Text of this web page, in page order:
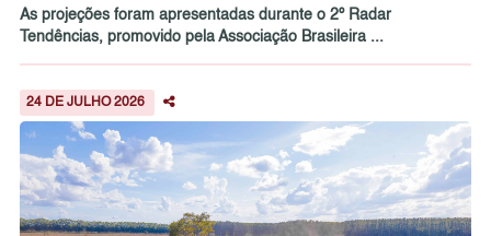
As projeções foram apresentadas durante o 2º Radar
Tendências, promovido pela Associação Brasileira ...
24 DE JULHO 2026